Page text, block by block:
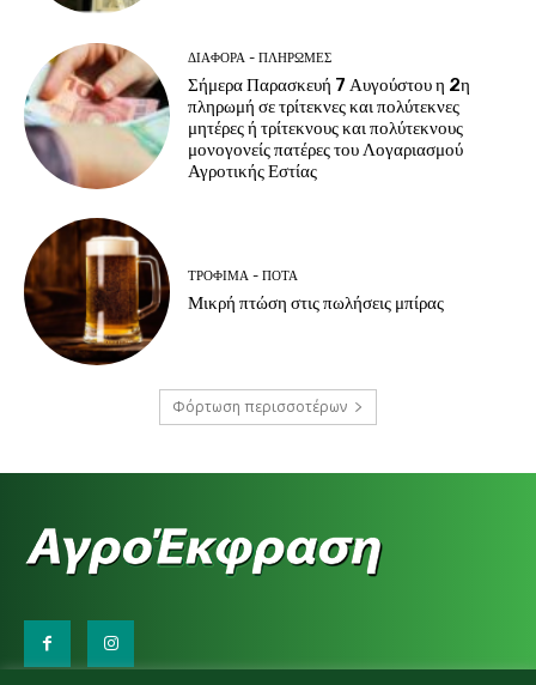
ΔΙΆΦΟΡΑ - ΠΛΗΡΩΜΈΣ
Σήμερα Παρασκευή 7 Αυγούστου η 2η
πληρωμή σε τρίτεκνες και πολύτεκνες
μητέρες ή τρίτεκνους και πολύτεκνους
μονογονείς πατέρες του Λογαριασμού
Αγροτικής Εστίας
ΤΡΌΦΙΜΑ - ΠΟΤΆ
Μικρή πτώση στις πωλήσεις μπίρας
Φόρτωση περισσοτέρων